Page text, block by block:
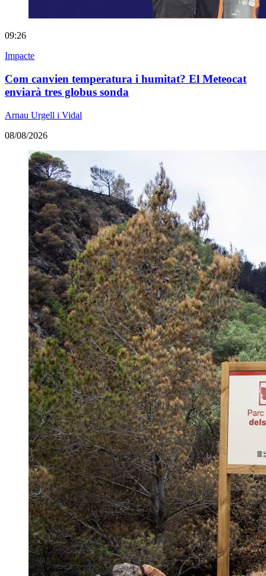
09:26
Impacte
Com canvien temperatura i humitat? El Meteocat
enviarà tres globus sonda
Arnau Urgell i Vidal
08/08/2026